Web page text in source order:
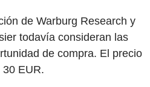
de Warburg Research y
todavía consideran las
de compra. El precio
EUR.